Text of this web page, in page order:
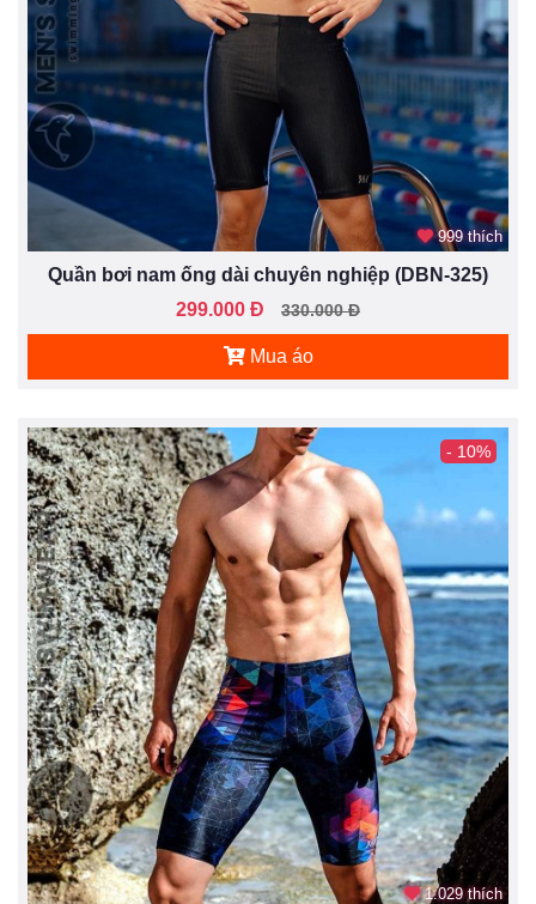
999 thích
Quần bơi nam ống dài chuyên nghiệp (DBN-325)
299.000 Đ
330.000 Đ
Mua áo
- 10%
1.029 thích